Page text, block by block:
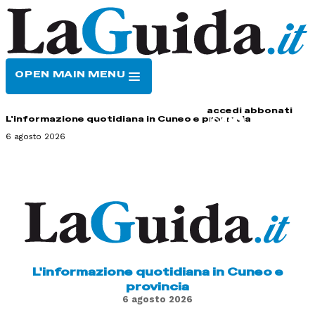
OPEN MAIN MENU
accedi abbonati
L'informazione quotidiana in Cuneo e provincia
6 agosto 2026
L'informazione quotidiana in Cuneo e
provincia
6 agosto 2026